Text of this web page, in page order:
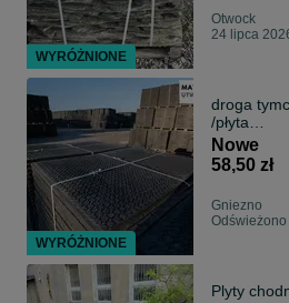
Otwock
24 lipca
droga
/płyta
drogowa
Nowe
58,50 zł
Gniezno
Plyty
WYRÓŻNIONE
WYRÓŻNIONE